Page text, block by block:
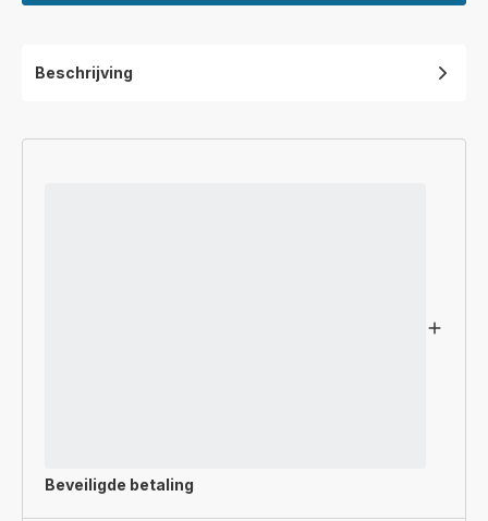
Beschrijving
Beveiligde betaling